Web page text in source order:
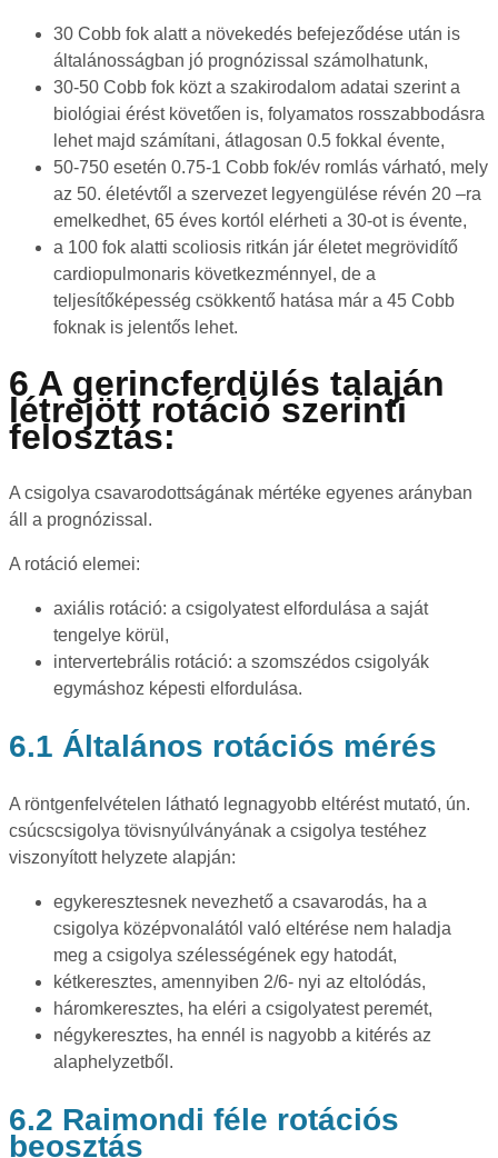
30 Cobb fok alatt a növekedés befejeződése után is
általánosságban jó prognózissal számolhatunk,
30-50 Cobb fok közt a szakirodalom adatai szerint a
biológiai érést követően is, folyamatos rosszabbodásra
lehet majd számítani, átlagosan 0.5 fokkal évente,
50-750 esetén 0.75-1 Cobb fok/év romlás várható, mely
az 50. életévtől a szervezet legyengülése révén 20 –ra
emelkedhet, 65 éves kortól elérheti a 30-ot is évente,
a 100 fok alatti scoliosis ritkán jár életet megrövidítő
cardiopulmonaris következménnyel, de a
teljesítőképesség csökkentő hatása már a 45 Cobb
foknak is jelentős lehet.
6 A gerincferdülés talaján
létrejött rotáció szerinti
felosztás:
A csigolya csavarodottságának mértéke egyenes arányban
áll a prognózissal.
A rotáció elemei:
axiális rotáció: a csigolyatest elfordulása a saját
tengelye körül,
intervertebrális rotáció: a szomszédos csigolyák
egymáshoz képesti elfordulása.
6.1 Általános rotációs mérés
A röntgenfelvételen látható legnagyobb eltérést mutató, ún.
csúcscsigolya tövisnyúlványának a csigolya testéhez
viszonyított helyzete alapján:
egykeresztesnek nevezhető a csavarodás, ha a
csigolya középvonalától való eltérése nem haladja
meg a csigolya szélességének egy hatodát,
kétkeresztes, amennyiben 2/6- nyi az eltolódás,
háromkeresztes, ha eléri a csigolyatest peremét,
négykeresztes, ha ennél is nagyobb a kitérés az
alaphelyzetből.
6.2 Raimondi féle rotációs
beosztás